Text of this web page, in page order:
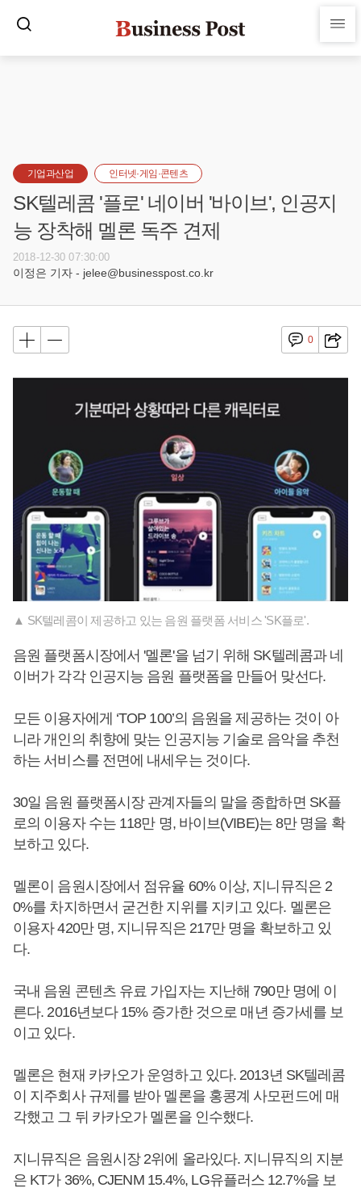
기업과산업 인터넷·게임·콘텐츠
SK텔레콤 '플로' 네이버 '바이브', 인공지
능 장착해 멜론 독주 견제
2018-12-30 07:30:00
이정은 기자 - jelee@businesspost.co.kr
0
▲ SK텔레콤이 제공하고 있는 음원 플랫폼 서비스 'SK플로'.
음원 플랫폼시장에서 '멜론'을 넘기 위해 SK텔레콤과 네
이버가 각각 인공지능 음원 플랫폼을 만들어 맞선다.
모든 이용자에게 ‘TOP 100’의 음원을 제공하는 것이 아
니라 개인의 취향에 맞는 인공지능 기술로 음악을 추천
하는 서비스를 전면에 내세우는 것이다.
30일 음원 플랫폼시장 관계자들의 말을 종합하면 SK플
로의 이용자 수는 118만 명, 바이브(VIBE)는 8만 명을 확
보하고 있다.
멜론이 음원시장에서 점유율 60% 이상, 지니뮤직은 2
0%를 차지하면서 굳건한 지위를 지키고 있다. 멜론은
이용자 420만 명, 지니뮤직은 217만 명을 확보하고 있
다.
국내 음원 콘텐츠 유료 가입자는 지난해 790만 명에 이
른다. 2016년보다 15% 증가한 것으로 매년 증가세를 보
이고 있다.
멜론은 현재 카카오가 운영하고 있다. 2013년 SK텔레콤
이 지주회사 규제를 받아 멜론을 홍콩계 사모펀드에 매
각했고 그 뒤 카카오가 멜론을 인수했다.
지니뮤직은 음원시장 2위에 올라있다. 지니뮤직의 지분
은 KT가 36%, CJENM 15.4%, LG유플러스 12.7%을 보